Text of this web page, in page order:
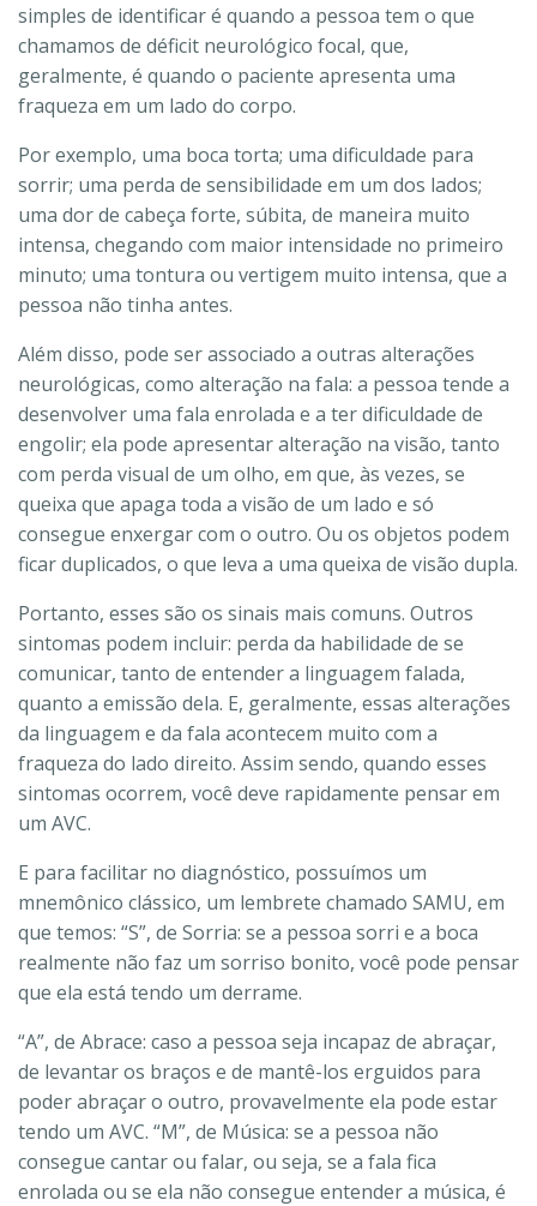
simples de identificar é quando a pessoa tem o que
chamamos de déficit neurológico focal, que,
geralmente, é quando o paciente apresenta uma
fraqueza em um lado do corpo.
Por exemplo, uma boca torta; uma dificuldade para
sorrir; uma perda de sensibilidade em um dos lados;
uma dor de cabeça forte, súbita, de maneira muito
intensa, chegando com maior intensidade no primeiro
minuto; uma tontura ou vertigem muito intensa, que a
pessoa não tinha antes.
Além disso, pode ser associado a outras alterações
neurológicas, como alteração na fala: a pessoa tende a
desenvolver uma fala enrolada e a ter dificuldade de
engolir; ela pode apresentar alteração na visão, tanto
com perda visual de um olho, em que, às vezes, se
queixa que apaga toda a visão de um lado e só
consegue enxergar com o outro. Ou os objetos podem
ficar duplicados, o que leva a uma queixa de visão dupla.
Portanto, esses são os sinais mais comuns. Outros
sintomas podem incluir: perda da habilidade de se
comunicar, tanto de entender a linguagem falada,
quanto a emissão dela. E, geralmente, essas alterações
da linguagem e da fala acontecem muito com a
fraqueza do lado direito. Assim sendo, quando esses
sintomas ocorrem, você deve rapidamente pensar em
um AVC.
E para facilitar no diagnóstico, possuímos um
mnemônico clássico, um lembrete chamado SAMU, em
que temos: “S”, de Sorria: se a pessoa sorri e a boca
realmente não faz um sorriso bonito, você pode pensar
que ela está tendo um derrame.
“A”, de Abrace: caso a pessoa seja incapaz de abraçar,
de levantar os braços e de mantê-los erguidos para
poder abraçar o outro, provavelmente ela pode estar
tendo um AVC. “M”, de Música: se a pessoa não
consegue cantar ou falar, ou seja, se a fala fica
enrolada ou se ela não consegue entender a música, é